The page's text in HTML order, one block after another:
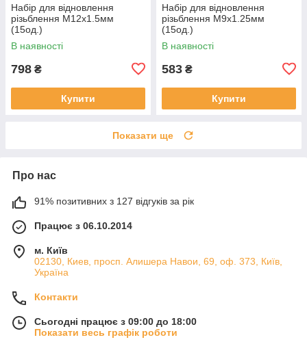
Набір для відновлення
різьблення М12x1.5мм
(15од.)
В наявності
798 ₴
Купити
Набір для відновлення
різьблення М9x1.25мм
(15од.)
В наявності
583 ₴
Купити
Показати ще
Про нас
91% позитивних з 127 відгуків за рік
Працює з 06.10.2014
м. Київ
02130, Киев, просп. Алишера Навои, 69, оф. 373, Київ,
Україна
Контакти
Сьогодні працює з 09:00 до 18:00
Показати весь графік роботи